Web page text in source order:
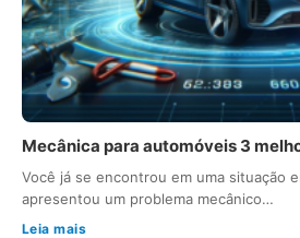
Mecânica para automóveis 3
Você já se encontrou em uma situação
apresentou um problema mecânico…
Leia mais